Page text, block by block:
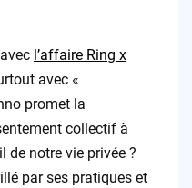
l’affaire Ring x
avec «
promet la
collectif à
de notre vie privée ?
par ses pratiques et